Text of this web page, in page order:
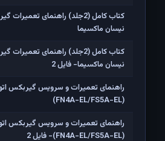
کتاب کامل (2جلد) راهنمای
نیسان ماکسیما
کتاب کامل (2جلد) راهنمای
نیسان ماکسیما- فایل 2
(FN4A-EL/FS5A-EL)
(FN4A-EL/FS5A-EL)- فایل 2